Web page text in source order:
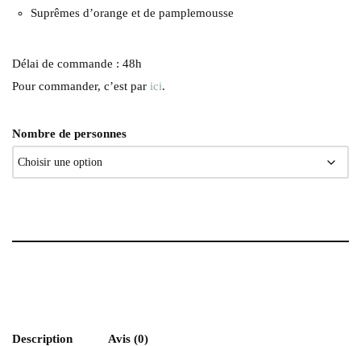
Suprêmes d’orange et de pamplemousse
Délai de commande : 48h
Pour commander, c’est par ici.
Nombre de personnes
Description Avis (0)